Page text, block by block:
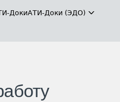
ДокиАТИ-Доки (ЭДО)